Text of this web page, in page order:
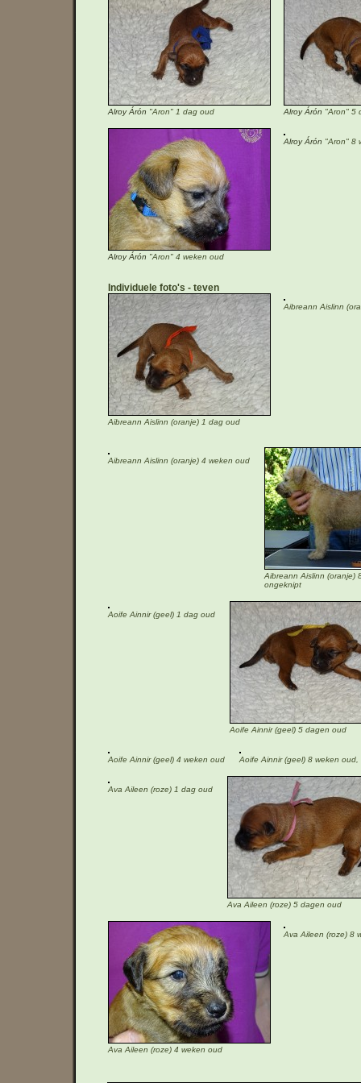
Alroy Árón "Aron" 1 dag oud Alroy Árón "Aron" 5
Alroy Árón "Aron" 4 weken oud
Alroy Árón "Aron" 8
Individuele foto's teven
Aibreann Aislinn (oranje) 1 dag oud
Aibreann Aislinn
Aibreann Aislinn (oranje) 4 weken oud
Aibreann Aislinn (oranje)
ongeknipt
Aoife Ainnir (geel) 1 dag oud
Aoife Ainnir (geel) 5 dagen oud
Aoife Ainnir (geel) 4 weken oud Aoife Ainnir (geel) 8 weken oud,
Ava Aileen (roze) 1 dag oud
Ava Aileen (roze) 5 dagen oud
Ava Aileen (roze) 4 weken oud
Ava Aileen (roze) 8